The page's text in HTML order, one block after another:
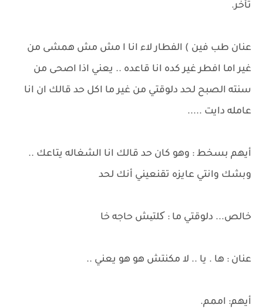
تأخر.
عنان طب فين ) الفطار لاء انا ا مش مش همشى من
غير اما افطر غير كده انا قاعده .. يعني اذا اصحى من
سنته الصبح لحد دلوقتي من غير ما اكل حد قالك ان انا
عامله دايت .....
أيهم بسخط : وهو كان حد قالك انا الشغاله يتاعك ..
وبشك وانتي عايزه تقنعيني أنك لحد
خالص... دلوقتي ما : کلتیش حاجه خا
عنان : ها . يا .. لا مكنتش هو هو يعني ..
أيهم: اممم.